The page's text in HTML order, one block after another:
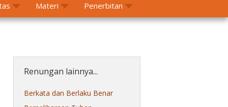
Materi Penerbitan
Renungan lainnya...
Berkata dan Berlaku Benar